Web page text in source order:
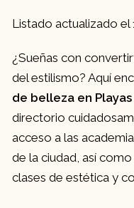
Listado actualizado
¿Sueñas con
del estilismo? Aquí
de belleza en
directorio
acceso a las
de la ciudad, así
clases de estética y